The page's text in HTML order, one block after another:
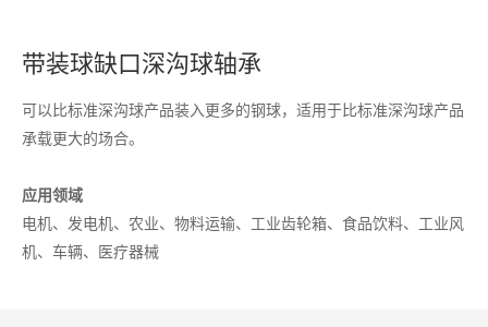
带装球缺口深沟球轴承
可以比标准深沟球产品装入更多的钢球，适用于比标准深沟球产品
承载更大的场合。
应用领域
电机、发电机、农业、物料运输、工业齿轮箱、食品饮料、工业风
机、车辆、医疗器械